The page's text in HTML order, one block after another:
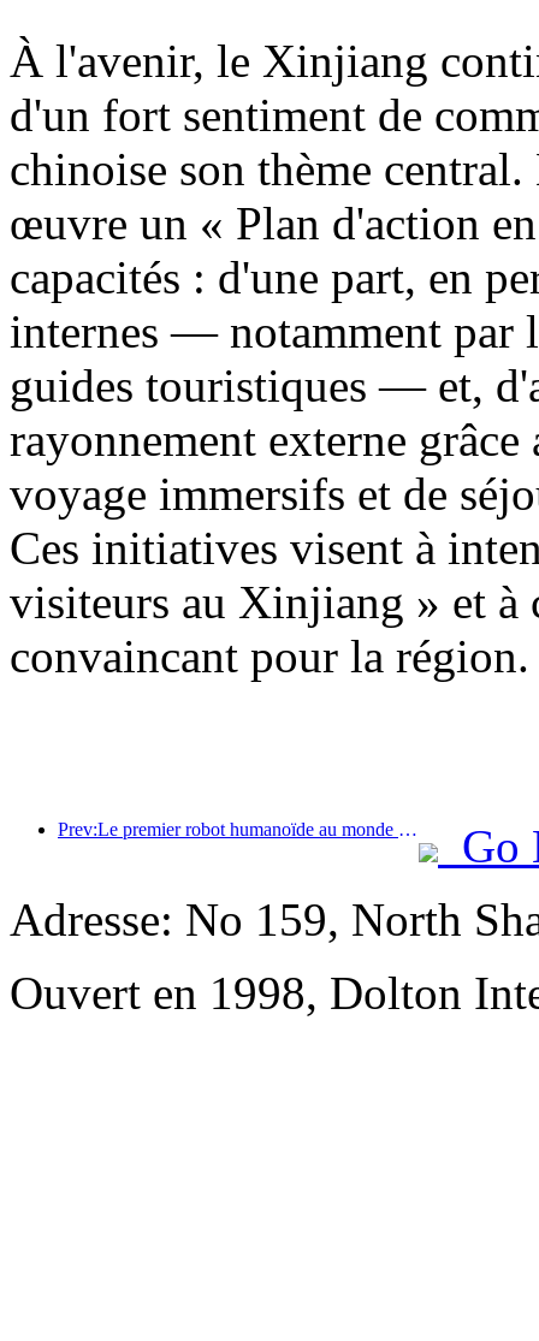
À l'avenir, le Xinjiang
d'un fort sentiment de
chinoise son thème
œuvre un « Plan d'action
capacités : d'une part, en
internes — notamment par
guides touristiques — et,
rayonnement externe
voyage immersifs et de
Ces initiatives visent à
visiteurs au Xinjiang » et à
convaincant pour la région.
Prev:Le premier robot humanoïde au monde dédié aux services de restauration multi-scénarios a été dévoilé.
Go
Adresse: No 159, North
Ouvert en 1998, Dolton